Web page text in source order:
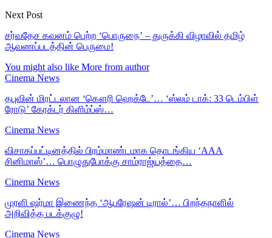
Next Post
சர்வதேச கவனம் பெற்ற ‘பொருநை’ – துருக்கி விழாவில் தமிழ்
ஆவணப்படத்தின் பெருமை!
You might also like More from author
Cinema News
தபுவின் மிரட்டலான ‘கௌரி ஹெக்டே’… ‘ஸ்லம் டாக்: 33 டெம்பிள்
ரோடு’ கேரக்டர் கிளிம்ப்ஸ்…
Cinema News
விசாகப்பட்டினத்தில் பிரம்மாண்டமாக தொடங்கிய ‘AAA
சினிமாஸ்’… பொழுதுபோக்கு சாம்ராஜ்யத்தை…
Cinema News
முரளி ஷர்மா இணைந்த ‘ஆபரேஷன் டிரால்’… பிறந்தநாளில்
அறிவித்த படக்குழு!
Cinema News